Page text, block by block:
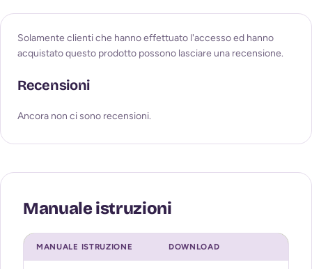
Recensioni
Ancora non ci sono recensioni.
Solamente clienti che hanno effettuato l'accesso ed hanno
acquistato questo prodotto possono lasciare una recensione.
MANUALE ISTRUZIONE DOWNLOAD